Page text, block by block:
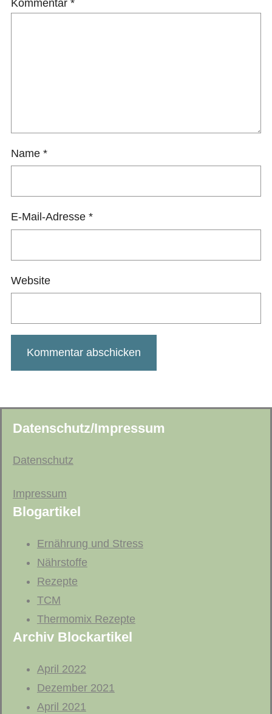
Kommentar *
Name *
E-Mail-Adresse *
Website
Datenschutz/Impressum
Datenschutz
Impressum
Blogartikel
Ernährung und Stress
Nährstoffe
Rezepte
TCM
Thermomix Rezepte
Archiv Blockartikel
April 2022
Dezember 2021
April 2021